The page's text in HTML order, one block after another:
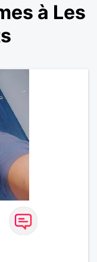
à Les